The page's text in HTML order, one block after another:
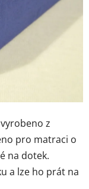
z
pro matraci o
na dotek.
a lze ho prát na